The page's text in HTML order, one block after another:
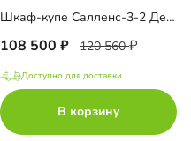
Шкаф-купе Салленс-3-2 Декор 2
108 500 120 560
Доступно для доставки
В корзину